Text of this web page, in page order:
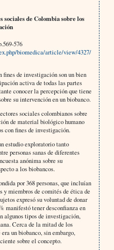
sociales de Colombia sobre los
576
biomedica/article/view/4327/
fines de investigación son un bien
activa de todas las partes
conocer la percepción que tiene
su intervención en un biobanco.
sociales colombianos sobre
de material biológico humano
con fines de investigación.
estudio exploratorio tanto
personas sanas de diferentes
anónima sobre su
a los biobancos.
por 368 personas, que incluían
y miembros de comités de ética de
expresó su voluntad de donar
manifestó tener desconfianza en
algunos tipos de investigación,
Cerca de la mitad de los
un biobanco, sin embargo,
sobre el concepto.